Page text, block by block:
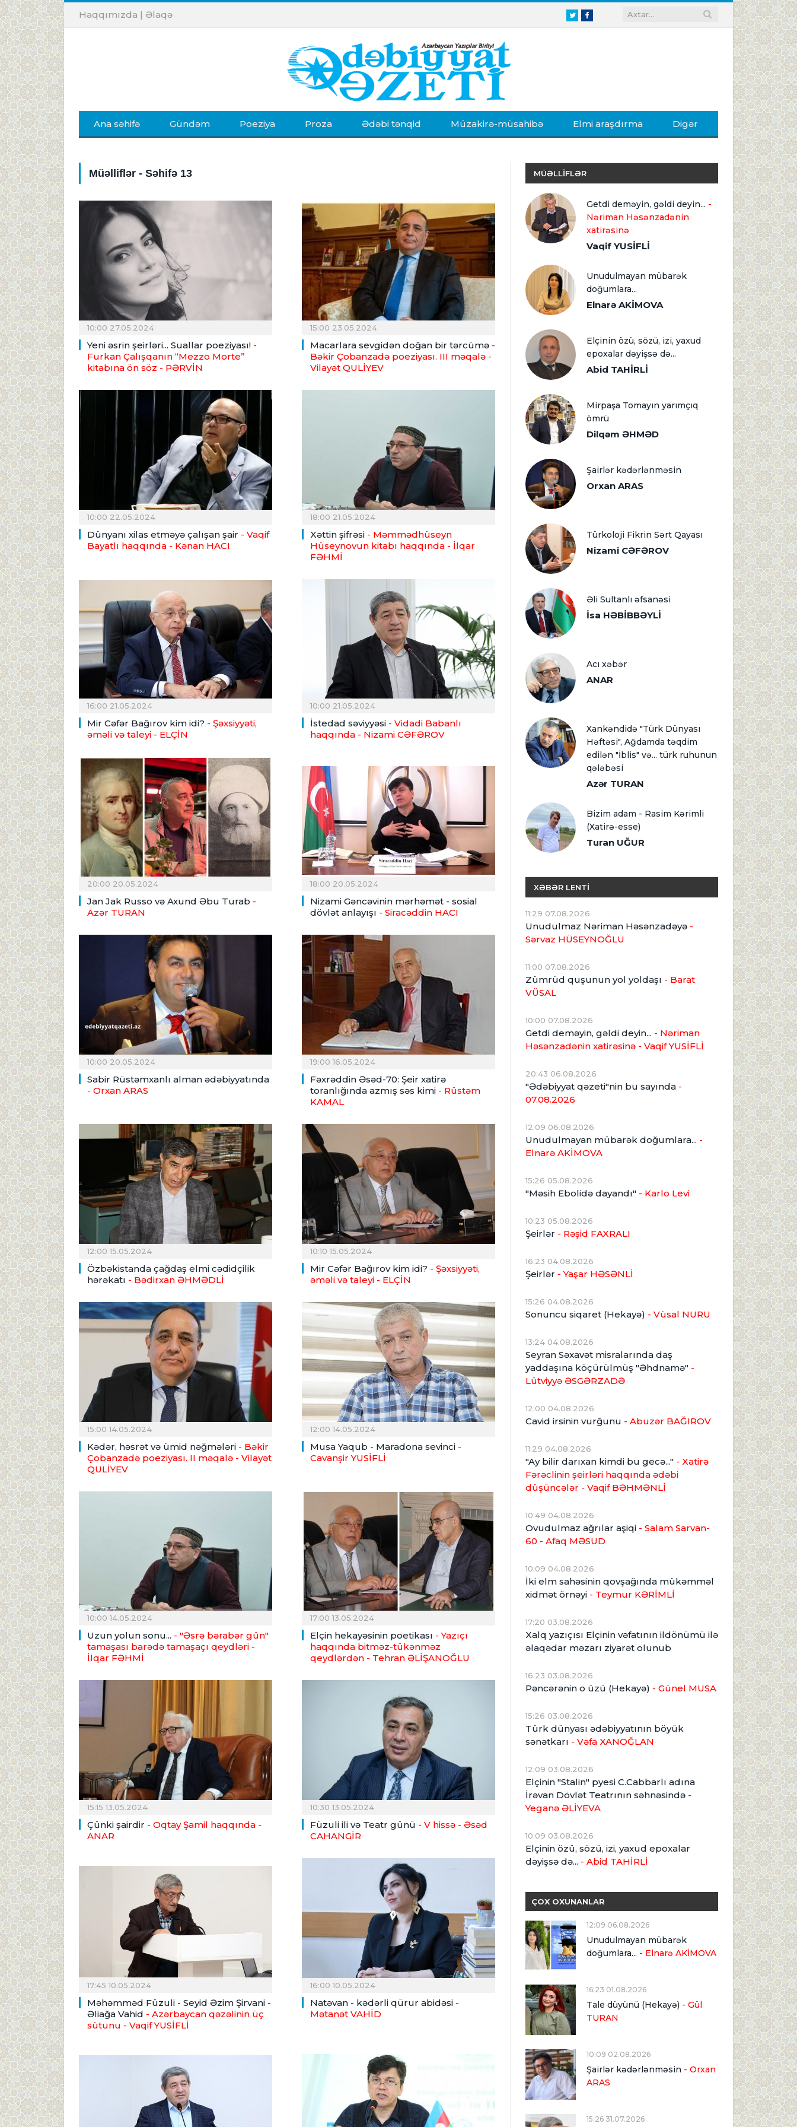
TwitterFacebook
Haqqımızda | Əlaqə
Ana səhifə Gündəm Poeziya Proza Ədəbi tənqid Müzakirə-müsahibə Elmi araşdırma Digər
Müəlliflər - Səhifə 13
10:00 27.05.2024
Yeni əsrin şeirləri... Suallar poeziyası! -
Furkan Çalışqanın “Mezzo Morte”
kitabına ön söz - PƏRVİN
15:00 23.05.2024
Macarlara sevgidən doğan bir tərcümə -
Bəkir Çobanzadə poeziyası. III məqalə -
Vilayət QULİYEV
10:00 22.05.2024
Dünyanı xilas etməyə çalışan şair - Vaqif
Bayatlı haqqında - Kənan HACI
18:00 21.05.2024
Xəttin şifrəsi - Məmmədhüseyn
Hüseynovun kitabı haqqında - İlqar
FƏHMİ
16:00 21.05.2024
Mir Cəfər Bağırov kim idi? - Şəxsiyyəti,
əməli və taleyi - ELÇİN
10:00 21.05.2024
İstedad səviyyəsi - Vidadi Babanlı
haqqında - Nizami CƏFƏROV
20:00 20.05.2024
Jan Jak Russo və Axund Əbu Turab -
Azər TURAN
18:00 20.05.2024
Nizami Gəncəvinin mərhəmət - sosial
dövlət anlayışı - Siracəddin HACI
10:00 20.05.2024
Sabir Rüstəmxanlı alman ədəbiyyatında
- Orxan ARAS
19:00 16.05.2024
Fəxrəddin Əsəd-70: Şeir xatirə
toranlığında azmış səs kimi - Rüstəm
KAMAL
12:00 15.05.2024
Özbəkistanda çağdaş elmi cədidçilik
hərəkatı - Bədirxan ƏHMƏDLİ
10:10 15.05.2024
Mir Cəfər Bağırov kim idi? - Şəxsiyyəti,
əməli və taleyi - ELÇİN
15:00 14.05.2024
Kədər, həsrət və ümid nəğmələri - Bəkir
Çobanzadə poeziyası. II məqalə - Vilayət
QULİYEV
12:00 14.05.2024
Musa Yaqub - Maradona sevinci -
Cavanşir YUSİFLİ
10:00 14.05.2024
Uzun yolun sonu... - "Əsrə bərabər gün"
tamaşası barədə tamaşaçı qeydləri -
İlqar FƏHMİ
17:00 13.05.2024
Elçin hekayəsinin poetikası - Yazıçı
haqqında bitməz-tükənməz
qeydlərdən - Tehran ƏLİŞANOĞLU
15:15 13.05.2024
Çünki şairdir - Oqtay Şamil haqqında -
ANAR
10:30 13.05.2024
Füzuli ili və Teatr günü - V hissə - Əsəd
CAHANGİR
17:45 10.05.2024
Məhəmməd Füzuli - Seyid Əzim Şirvani -
Əliağa Vahid - Azərbaycan qəzəlinin üç
sütunu - Vaqif YUSİFLİ
16:00 10.05.2024
Natəvan - kədərli qürur abidəsi -
Mətanət VAHİD
MÜƏLLİFLƏR
Getdi deməyin, gəldi deyin... -
Nəriman Həsənzadənin
xatirəsinə
Vaqif YUSİFLİ
Unudulmayan mübarək
doğumlara...
Elnarə AKİMOVA
Elçinin özü, sözü, izi, yaxud
epoxalar dəyişsə də...
Abid TAHİRLİ
Mirpaşa Tomayın yarımçıq
ömrü
Dilqəm ƏHMƏD
Şairlər kədərlənməsin
Orxan ARAS
Türkoloji Fikrin Sərt Qayası
Nizami CƏFƏROV
Əli Sultanlı əfsanəsi
İsa HƏBİBBƏYLİ
Acı xəbər
ANAR
Xankəndidə "Türk Dünyası
Həftəsi", Ağdamda təqdim
edilən "İblis" və... türk ruhunun
qələbəsi
Azər TURAN
Bizim adam - Rasim Kərimli
(Xatirə-esse)
Turan UĞUR
XƏBƏR LENTİ
11:29 07.08.2026
Unudulmaz Nəriman Həsənzadəyə -
Sərvaz HÜSEYNOĞLU
11:00 07.08.2026
Zümrüd quşunun yol yoldaşı - Barat
VÜSAL
10:00 07.08.2026
Getdi deməyin, gəldi deyin... - Nəriman
Həsənzadənin xatirəsinə - Vaqif YUSİFLİ
20:43 06.08.2026
"Ədəbiyyat qəzeti"nin bu sayında -
07.08.2026
12:09 06.08.2026
Unudulmayan mübarək doğumlara... -
Elnarə AKİMOVA
15:26 05.08.2026
"Məsih Ebolidə dayandı" - Karlo Levi
10:23 05.08.2026
Şeirlər - Rəşid FAXRALI
16:23 04.08.2026
Şeirlər - Yaşar HƏSƏNLİ
15:26 04.08.2026
Sonuncu siqaret (Hekayə) - Vüsal NURU
13:24 04.08.2026
Seyran Səxavət misralarında daş
yaddaşına köçürülmüş "Əhdnamə" -
Lütviyyə ƏSGƏRZADƏ
12:00 04.08.2026
Cavid irsinin vurğunu - Abuzər BAĞIROV
11:29 04.08.2026
"Ay bilir darıxan kimdi bu gecə..." - Xatirə
Fərəclinin şeirləri haqqında ədəbi
düşüncələr - Vaqif BƏHMƏNLİ
10:49 04.08.2026
Ovudulmaz ağrılar aşiqi - Salam Sarvan-
60 - Afaq MƏSUD
10:09 04.08.2026
İki elm sahəsinin qovşağında mükəmməl
xidmət örnəyi - Teymur KƏRİMLİ
17:20 03.08.2026
Xalq yazıçısı Elçinin vəfatının ildönümü ilə
əlaqədar məzarı ziyarət olunub
16:23 03.08.2026
Pəncərənin o üzü (Hekayə) - Günel MUSA
15:26 03.08.2026
Türk dünyası ədəbiyyatının böyük
sənətkarı - Vəfa XANOĞLAN
12:09 03.08.2026
Elçinin "Stalin" pyesi C.Cabbarlı adına
İrəvan Dövlət Teatrının səhnəsində -
Yeganə ƏLİYEVA
10:09 03.08.2026
Elçinin özü, sözü, izi, yaxud epoxalar
dəyişsə də... - Abid TAHİRLİ
ÇOX OXUNANLAR
12:09 06.08.2026
Unudulmayan mübarək
doğumlara... - Elnarə AKİMOVA
16:23 01.08.2026
Tale düyünü (Hekayə) - Gül
TURAN
10:09 02.08.2026
Şairlər kədərlənməsin - Orxan
ARAS
15:26 31.07.2026